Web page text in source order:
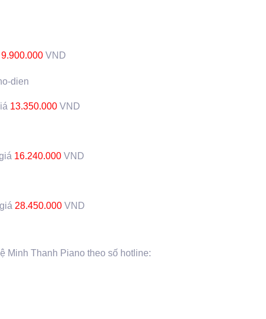
9.900.000 VND
13.350.000 VND
16.240.000 VND
28.450.000VND
Minh Thanh Piano theo số hotline: